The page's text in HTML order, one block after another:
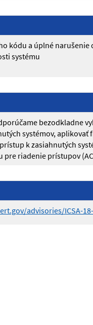
kódu a úplné narušenie
systému
bezodkladne
systémov, aplikovať
k zasiahnutých
pre riadenie prístupov
advisories/ICSA-